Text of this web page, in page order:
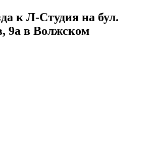
к Л-Студия на бул.
9а в Волжском